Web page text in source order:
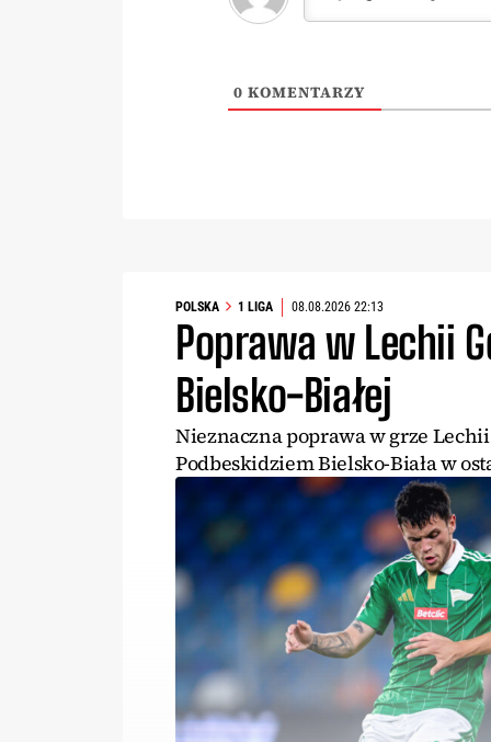
0 KOMENTARZY
POLSKA 1 LIGA 08.08.2026 22:13
Poprawa w Lechii
Bielsko-Białej
Nieznaczna poprawa w grze
Podbeskidziem Bielsko-Biała w